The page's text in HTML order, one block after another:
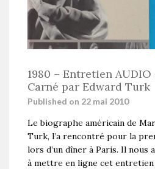
1980 – Entretien
Carné par Edward Turk
Published on 22 mai 2010
Le biographe américain de
Turk, l’a rencontré pour la
lors d’un dîner à Paris. Il nous
à mettre en ligne cet